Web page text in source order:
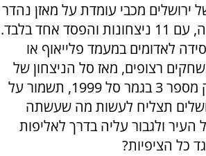
ירושלים מכבי עומדת על מאזן נהדר
מול הקבוצה מהבירה, עם 11 ניצחונות והפסד אחד בלבד.
לאדומים במעמד פלייאוף או
פור כבר 11 משחקים רצופים, מאז סל הניצחון של
פפי תורג'מן במשחק מספר 3 בגמר סל 1999, תשמור על
תצליח לעשות מה שעשתה
ולגבור עליה בדרך לאליפות
כל הציפיות?